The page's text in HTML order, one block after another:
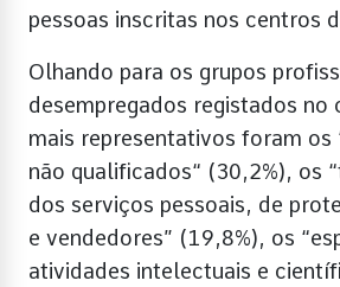
pessoas inscritas nos centros
Olhando para os grupos
desempregados registados no
mais representativos foram os
não qualificados“ (30,2%), os
dos serviços pessoais, de
e vendedores” (19,8%), os
atividades intelectuais e